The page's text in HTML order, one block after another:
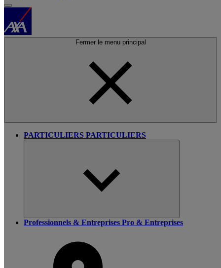
Fermer le menu principal
PARTICULIERS PARTICULIERS
Professionnels & Entreprises Pro & Entreprises